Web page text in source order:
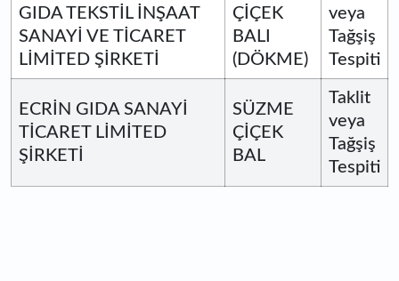
GIDA TEKSTİL İNŞAAT
SANAYİ VE TİCARET
LİMİTED ŞİRKETİ
ÇİÇEK
BALI
(DÖKME)
veya
Tağşiş
Tespiti
ECRİN GIDA SANAYİ
TİCARET LİMİTED
ŞİRKETİ
SÜZME
ÇİÇEK
BAL
Taklit
veya
Tağşiş
Tespiti